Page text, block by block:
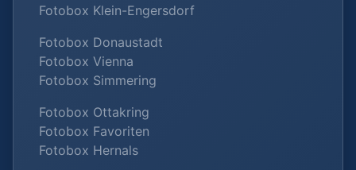
Fotobox Klein-Engersdorf
Fotobox Donaustadt
Fotobox Vienna
Fotobox Simmering
Fotobox Ottakring
Fotobox Favoriten
Fotobox Hernals